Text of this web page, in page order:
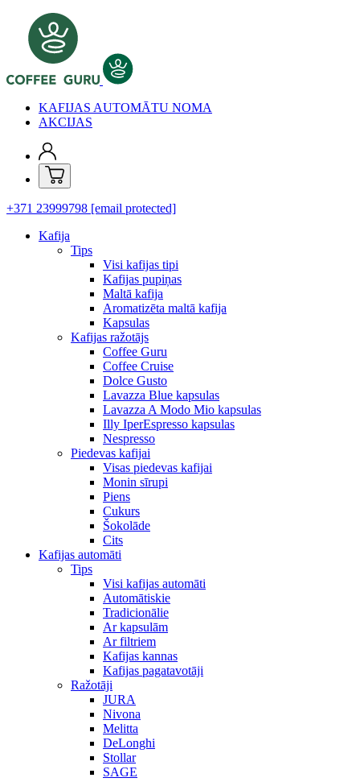
KAFIJAS AUTOMĀTU NOMA
AKCIJAS
+371 23999798 [email protected]
Kafija
Tips
Visi kafijas tipi
Kafijas pupiņas
Maltā kafija
Aromatizēta maltā kafija
Kapsulas
Kafijas ražotājs
Coffee Guru
Coffee Cruise
Dolce Gusto
Lavazza Blue kapsulas
Lavazza A Modo Mio kapsulas
Illy IperEspresso kapsulas
Nespresso
Piedevas kafijai
Visas piedevas kafijai
Monin sīrupi
Piens
Cukurs
Šokolāde
Cits
Kafijas automāti
Tips
Visi kafijas automāti
Automātiskie
Tradicionālie
Ar kapsulām
Ar filtriem
Kafijas kannas
Kafijas pagatavotāji
Ražotāji
JURA
Nivona
Melitta
DeLonghi
Stollar
SAGE